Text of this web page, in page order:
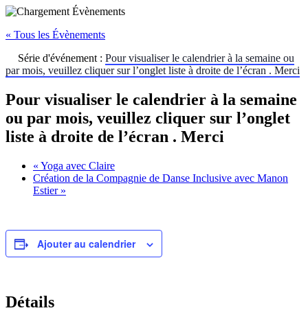
« Tous les Évènements
Série d'événement : Pour visualiser le calendrier à la semaine ou
par mois, veuillez cliquer sur l’onglet liste à droite de l’écran . Merci
Pour visualiser le calendrier à la semaine
ou par mois, veuillez cliquer sur l’onglet
liste à droite de l’écran . Merci
« Yoga avec Claire
Création de la Compagnie de Danse Inclusive avec Manon
Estier »
Ajouter au calendrier
Détails